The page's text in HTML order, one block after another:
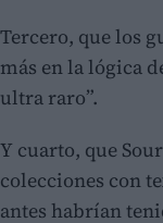
Tercero, que los
más en la lógica
ultra raro”.
Y cuarto, que
colecciones con
antes habrían